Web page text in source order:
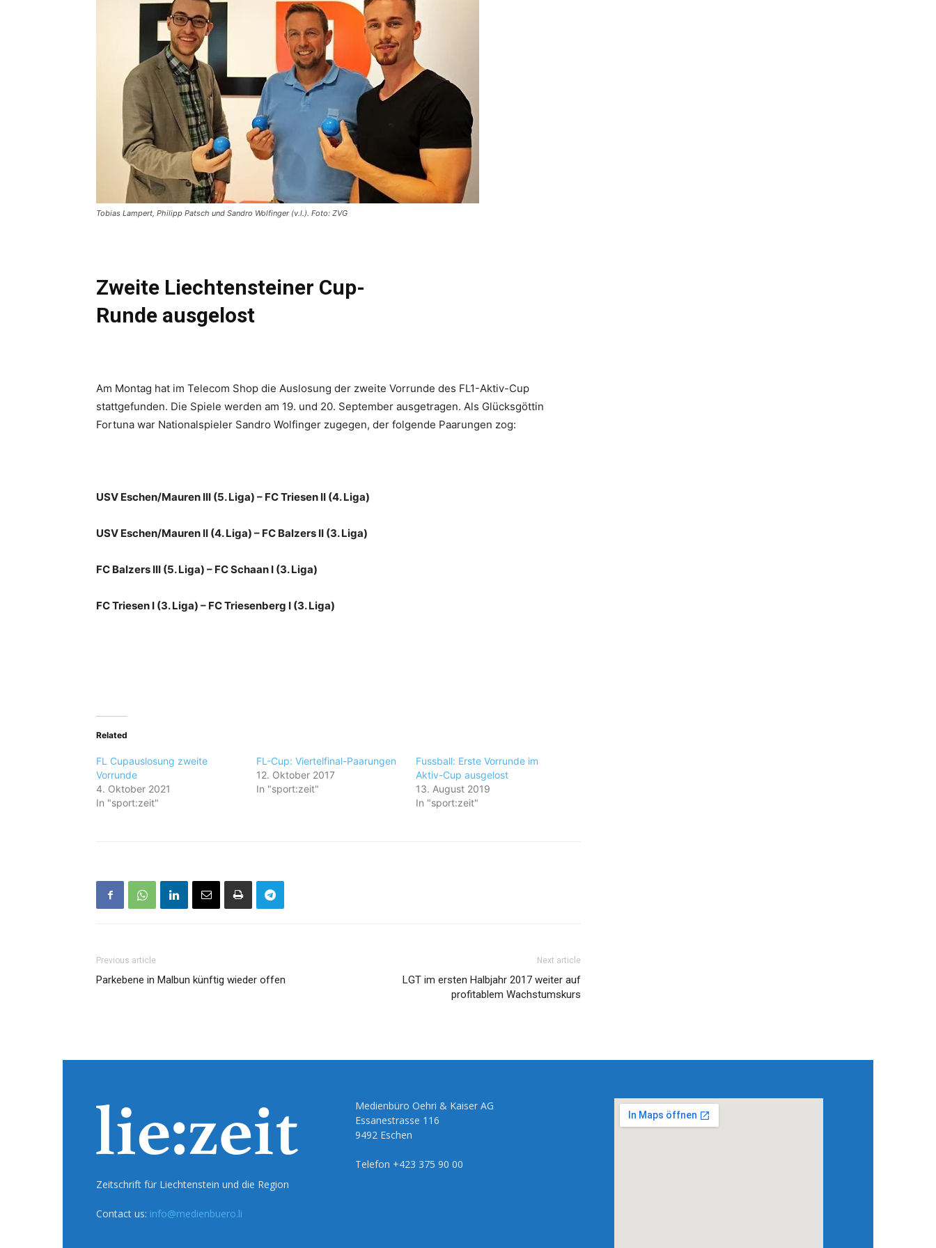
Tobias Lampert, Philipp Patsch und Sandro Wolfinger (v.l.). Foto: ZVG
Zweite Liechtensteiner Cup-
Runde ausgelost
Am Montag hat im Telecom Shop die Auslosung der zweite Vorrunde des FL1-Aktiv-Cup
stattgefunden. Die Spiele werden am 19. und 20. September ausgetragen. Als Glücksgöttin
Fortuna war Nationalspieler Sandro Wolfinger zugegen, der folgende Paarungen zog:
USV Eschen/Mauren III (5. Liga) – FC Triesen II (4. Liga)
USV Eschen/Mauren II (4. Liga) – FC Balzers II (3. Liga)
FC Balzers III (5. Liga) – FC Schaan I (3. Liga)
FC Triesen I (3. Liga) – FC Triesenberg I (3. Liga)
Related
FL Cupauslosung zweite
Vorrunde
4. Oktober 2021
In "sport:zeit"
FL-Cup: Viertelfinal-Paarungen
12. Oktober 2017
In "sport:zeit"
Fussball: Erste Vorrunde im
Aktiv-Cup ausgelost
13. August 2019
In "sport:zeit"
Previous article
Parkebene in Malbun künftig wieder offen
Next article
LGT im ersten Halbjahr 2017 weiter auf
profitablem Wachstumskurs
Zeitschrift für Liechtenstein und die Region
Contact us: info@medienbuero.li
Medienbüro Oehri & Kaiser AG
Essanestrasse 116
9492 Eschen
Telefon +423 375 90 00